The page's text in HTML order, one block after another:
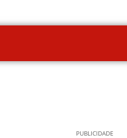
PUBLICIDADE